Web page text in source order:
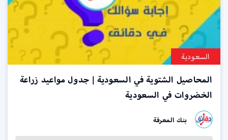
السعودية
المحاصيل الشتوية في السعودية | جدول مواعيد زراعة
الخضروات في السعودية
بنك المعرفة